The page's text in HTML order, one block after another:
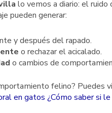
lo vemos a diario: el ruido
pueden generar:
y después del rapado.
o rechazar el acicalado.
o cambios de
felino?
en gatos ¿Cómo saber si